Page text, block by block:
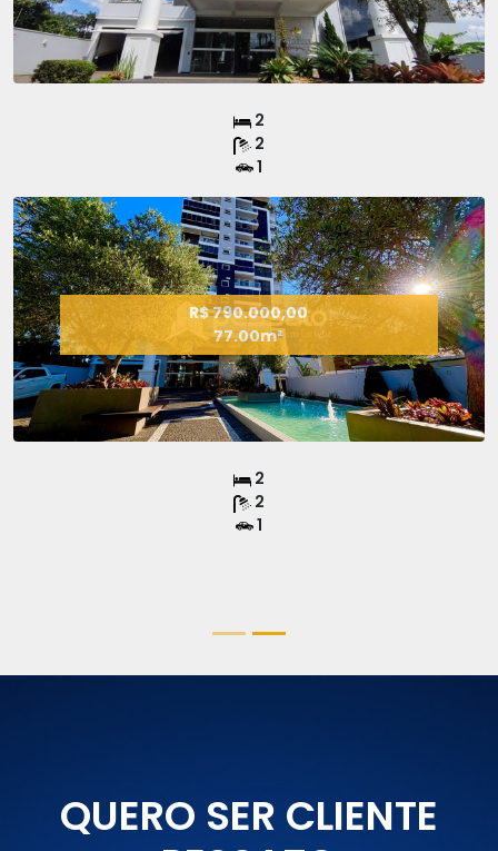
2
2
1
R$ 790.000,00
77.00m²
2
2
1
QUERO SER CLIENTE